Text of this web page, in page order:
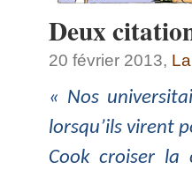
Deux
20 février 2013,
« Nos
lorsqu’ils virent
Cook croiser la